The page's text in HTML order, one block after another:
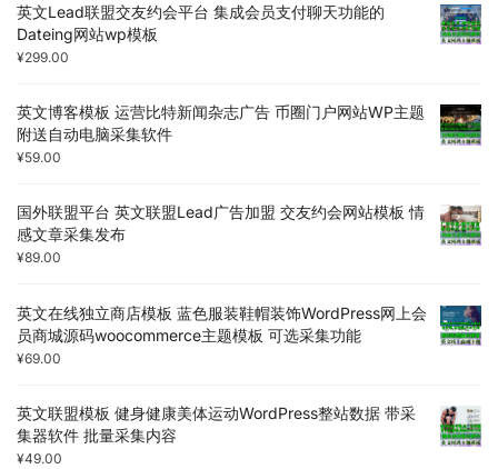
英文Lead联盟交友约会平台 集成会员支付聊天功能的
Dateing网站wp模板
¥299.00
英文博客模板 运营比特新闻杂志广告 币圈门户网站WP主题
附送自动电脑采集软件
¥59.00
国外联盟平台 英文联盟Lead广告加盟 交友约会网站模板 情
感文章采集发布
¥89.00
英文在线独立商店模板 蓝色服装鞋帽装饰WordPress网上会
员商城源码woocommerce主题模板 可选采集功能
¥69.00
英文联盟模板 健身健康美体运动WordPress整站数据 带采
集器软件 批量采集内容
¥49.00